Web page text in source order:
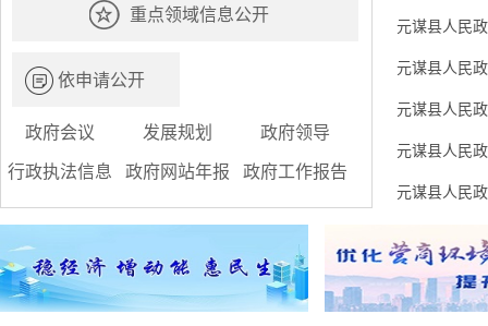
重点领域信息公开
依申请公开
政府会议 发展规划
政府领导
行政执法信息 政府网站年报 政府工作报告
元谋县人民
元谋县人民
元谋县人民
元谋县人民
元谋县人民